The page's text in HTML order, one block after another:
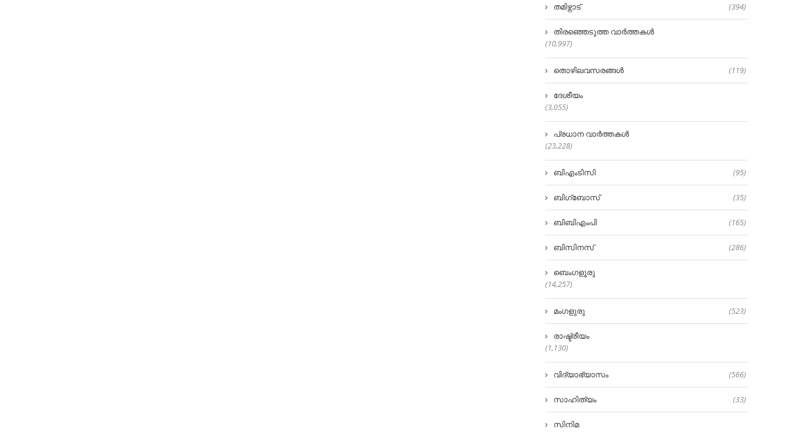
തമിഴ്നാട് (394)
തിരഞ്ഞെടുത്ത വാർത്തകൾ
(10,997)
തൊഴിലവസരങ്ങൾ (119)
ദേശീയം
(3,055)
പ്രധാന വാർത്തകൾ
(23,228)
ബിഎംടിസി (95)
ബിഗ്‌ബോസ് (35)
ബിബിഎംപി (165)
ബിസിനസ് (286)
ബെംഗളൂരു
(14,257)
മംഗളുരു (523)
രാഷ്ട്രീയം
(1,130)
വിദ്യാഭ്യാസം (566)
സാഹിത്യം (33)
സിനിമ